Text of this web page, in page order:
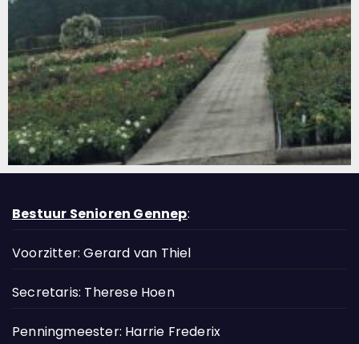
Bestuur Senioren Gennep:
Voorzitter: Gerard van Thiel
Secretaris: Therese Hoen
Penningmeester: Harrie Frederix